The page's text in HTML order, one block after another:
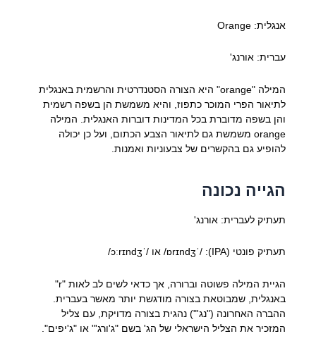
אנגלית: Orange
עברית: אורנג'
המילה "orange" היא הצורה הסטנדרטית והרשמית באנגלית
לתיאור הפרי המוכר כתפוז, והיא משמשת הן בשפה רשמית
והן בשפה מדוברת בכל המדינות דוברות האנגלית. המילה
orange משמשת גם לתיאור הצבע הכתום, ועל כן יכולה
להופיע גם בהקשרים של צבעוניות ואמנות.
הגייה נכונה
תעתיק לעברית: אורנג'
תעתיק פונטי (IPA): /ˈɒrɪndʒ/ או /ˈɔːrɪndʒ/
הגיית המילה פשוטה וברורה, אך כדאי לשים לב לאות "r"
באנגלית, שמבוטאת בצורה מודגשת יותר מאשר בעברית.
ההברה האחרונה ("נג'") נהגית בצורה מדויקת, עם צליל
המזכיר את הצליל הישראלי של הג' בשם "ג'ורג'" או "ג'יפים".